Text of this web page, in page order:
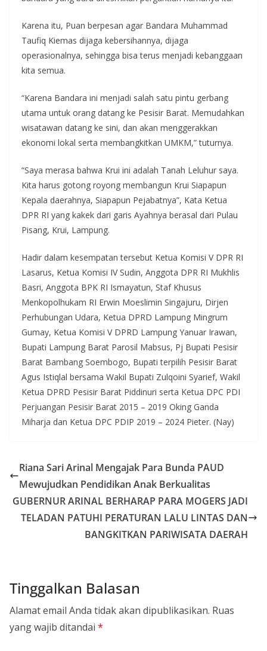
Karena itu, Puan berpesan agar Bandara Muhammad
Taufiq Kiemas dijaga kebersihannya, dijaga
operasionalnya, sehingga bisa terus menjadi kebanggaan
kita semua.
“Karena Bandara ini menjadi salah satu pintu gerbang
utama untuk orang datang ke Pesisir Barat. Memudahkan
wisatawan datang ke sini, dan akan menggerakkan
ekonomi lokal serta membangkitkan UMKM,” tuturnya.
“Saya merasa bahwa Krui ini adalah Tanah Leluhur saya.
Kita harus gotong royong membangun Krui Siapapun
Kepala daerahnya, Siapapun Pejabatnya”, Kata Ketua
DPR RI yang kakek dari garis Ayahnya berasal dari Pulau
Pisang, Krui, Lampung.
Hadir dalam kesempatan tersebut Ketua Komisi V DPR RI
Lasarus, Ketua Komisi IV Sudin, Anggota DPR RI Mukhlis
Basri, Anggota BPK RI Ismayatun, Staf Khusus
Menkopolhukam RI Erwin Moeslimin Singajuru, Dirjen
Perhubungan Udara, Ketua DPRD Lampung Mingrum
Gumay, Ketua Komisi V DPRD Lampung Yanuar Irawan,
Bupati Lampung Barat Parosil Mabsus, Pj Bupati Pesisir
Barat Bambang Soembogo, Bupati terpilih Pesisir Barat
Agus Istiqlal bersama Wakil Bupati Zulqoini Syarief, Wakil
Ketua DPRD Pesisir Barat Piddinuri serta Ketua DPC PDI
Perjuangan Pesisir Barat 2015 – 2019 Oking Ganda
Miharja dan Ketua DPC PDIP 2019 – 2024 Pieter. (Nay)
Riana Sari Arinal Mengajak Para Bunda PAUD
Mewujudkan Pendidikan Anak Berkualitas
GUBERNUR ARINAL BERHARAP PARA MOGERS JADI
TELADAN PATUHI PERATURAN LALU LINTAS DAN
BANGKITKAN PARIWISATA DAERAH
Tinggalkan Balasan
Alamat email Anda tidak akan dipublikasikan. Ruas
yang wajib ditandai *